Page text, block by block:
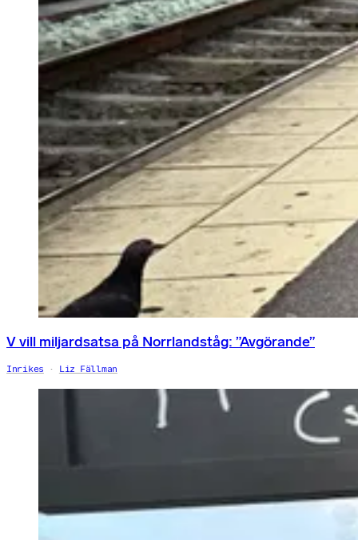
V vill miljardsatsa på Norrlandståg: ”Avgörande”
Inrikes Liz Fällman